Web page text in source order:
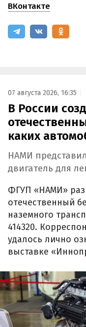
ВКонтакте
07 августа 2026, 16:35
В России
каких
НАМИ
двигатель для
ФГУП «НАМИ»
отечественный
наземного
414320.
удалось лично
выставке